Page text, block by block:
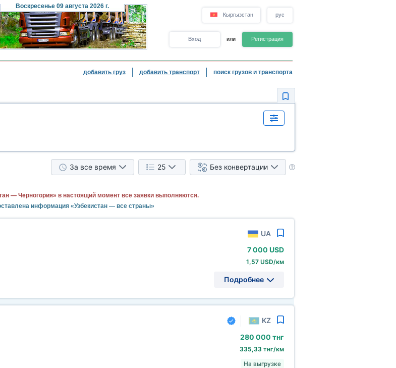
Воскресенье09 августа 2026 г.
Кыргызстан рус
Вход или Регистрация
добавить груз добавить транспорт поиск грузов и транспорта
За все время 25 Без конвертации
— Черногория» в настоящий момент все заявки выполняются.
информация «Узбекистан — все страны»
UA
7 000 USD
1,57 USD/км
Подробнее
KZ
280 000 тнг
335,33 тнг/км
На выгрузке